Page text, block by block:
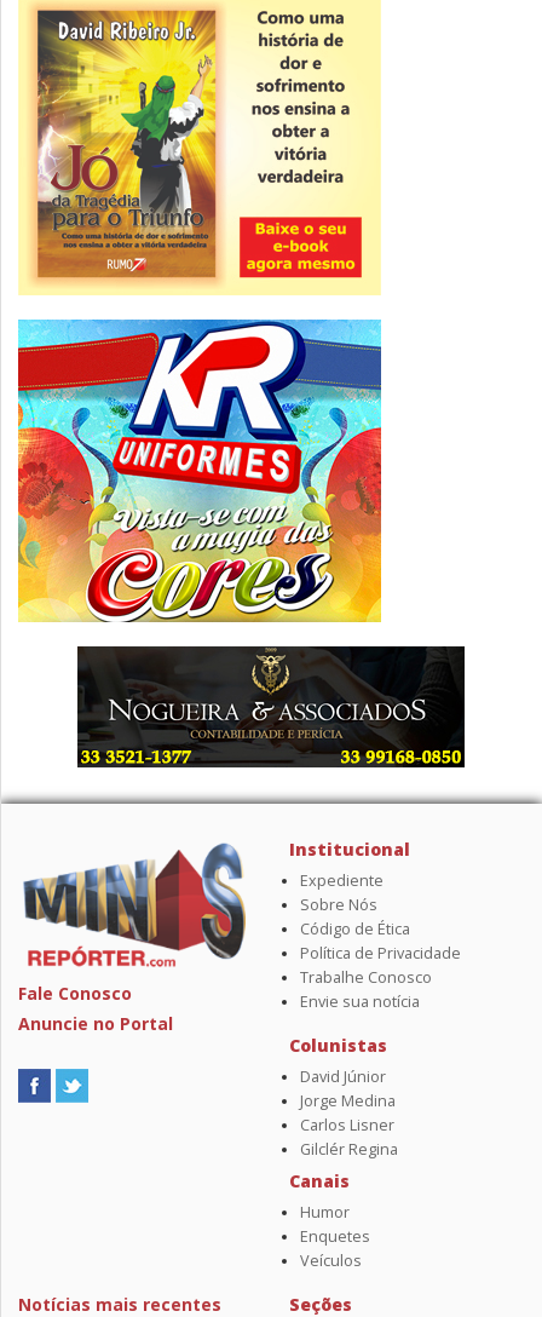
Novidade
CNPJ alfanumérico começa a ser emitido
nesta sexta
ver todas »
Fale Conosco
Anuncie no Portal
Institucional
Expediente
Sobre Nós
Código de Ética
Política de Privacidade
Trabalhe Conosco
Envie sua notícia
Colunistas
David Júnior
Jorge Medina
Carlos Lisner
Gilclér Regina
Canais
Humor
Enquetes
Veículos
Notícias mais recentes
Seções